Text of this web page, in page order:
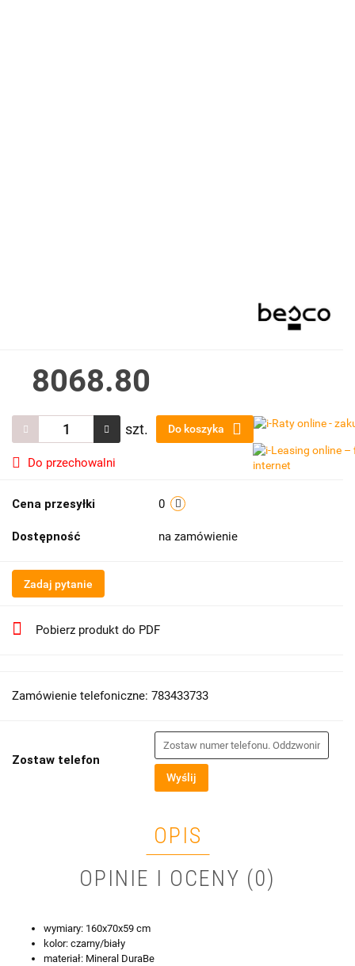
8068.80
szt. Do koszyka
Do przechowalni
Cena przesyłki 0
Dostępność na zamówienie
Zadaj pytanie
Pobierz produkt do PDF
Zamówienie telefoniczne: 783433733
Zostaw telefon
Wyślij
OPIS
OPINIE I OCENY (0)
wymiary: 160x70x59 cm
kolor: czarny/biały
materiał: Mineral DuraBe